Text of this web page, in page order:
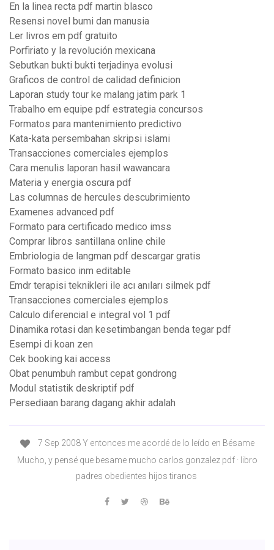
En la linea recta pdf martin blasco
Resensi novel bumi dan manusia
Ler livros em pdf gratuito
Porfiriato y la revolución mexicana
Sebutkan bukti bukti terjadinya evolusi
Graficos de control de calidad definicion
Laporan study tour ke malang jatim park 1
Trabalho em equipe pdf estrategia concursos
Formatos para mantenimiento predictivo
Kata-kata persembahan skripsi islami
Transacciones comerciales ejemplos
Cara menulis laporan hasil wawancara
Materia y energia oscura pdf
Las columnas de hercules descubrimiento
Examenes advanced pdf
Formato para certificado medico imss
Comprar libros santillana online chile
Embriologia de langman pdf descargar gratis
Formato basico inm editable
Emdr terapisi teknikleri ile acı anıları silmek pdf
Transacciones comerciales ejemplos
Calculo diferencial e integral vol 1 pdf
Dinamika rotasi dan kesetimbangan benda tegar pdf
Esempi di koan zen
Cek booking kai access
Obat penumbuh rambut cepat gondrong
Modul statistik deskriptif pdf
Persediaan barang dagang akhir adalah
7 Sep 2008 Y entonces me acordé de lo leído en Bésame
Mucho, y pensé que besame mucho carlos gonzalez pdf · libro
padres obedientes hijos tiranos